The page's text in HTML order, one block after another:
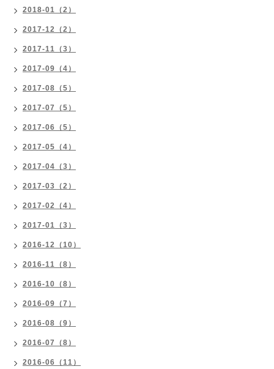
2018-01（2）
2017-12（2）
2017-11（3）
2017-09（4）
2017-08（5）
2017-07（5）
2017-06（5）
2017-05（4）
2017-04（3）
2017-03（2）
2017-02（4）
2017-01（3）
2016-12（10）
2016-11（8）
2016-10（8）
2016-09（7）
2016-08（9）
2016-07（8）
2016-06（11）